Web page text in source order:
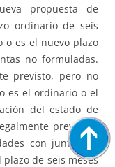
propuesta de
ordinario de seis
o es el nuevo plazo
no formuladas.
previsto, pero no
es el ordinario o el
del estado de
previstos,
con juntas no
de seis meses